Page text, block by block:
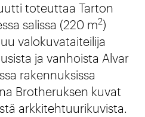
toteuttaa Tarton
salissa (220 m2)
valokuvataiteilija
ja vanhoista Alvar
rakennuksissa
Brotheruksen kuvat
arkkitehtuurikuvista.